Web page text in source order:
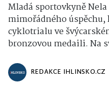
Mladá sportovkyně
mimořádného
cyklotrialu ve
bronzovou medaili. Na
REDAKCE IHLINSKO.CZ